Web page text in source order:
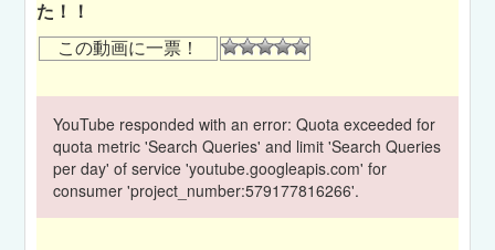
た！！
この動画に一票！
YouTube responded with an error: Quota exceeded for
quota metric 'Search Queries' and limit 'Search Queries
per day' of service 'youtube.googleapis.com' for
consumer 'project_number:579177816266'.